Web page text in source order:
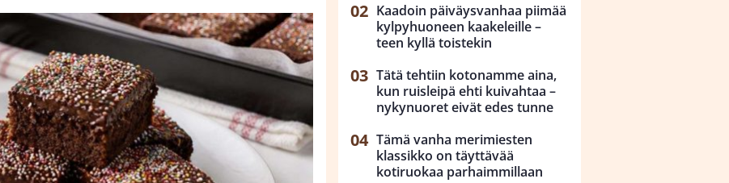
Kaadoin päiväysvanhaa piimää
kylpyhuoneen kaakeleille –
teen kyllä toistekin
Tätä tehtiin kotonamme aina,
kun ruisleipä ehti kuivahtaa –
nykynuoret eivät edes tunne
Tämä vanha merimiesten
klassikko on täyttävää
kotiruokaa parhaimmillaan